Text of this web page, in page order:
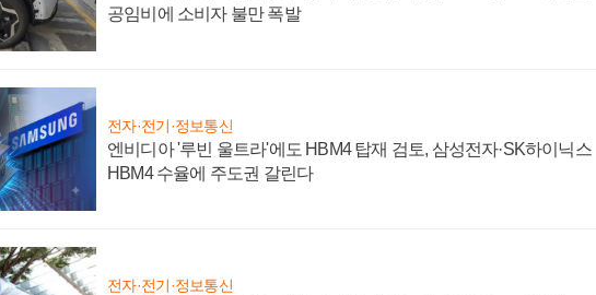
공임비에 소비자 불만 폭발
전자·전기·정보통신
엔비디아 '루빈 울트라'에도 HBM4 탑재 검토, 삼성전자·SK하이닉스
HBM4 수율에 주도권 갈린다
전자·전기·정보통신